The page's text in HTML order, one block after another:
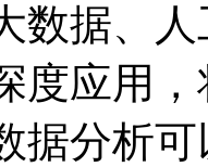
数据、
度应用
据分析